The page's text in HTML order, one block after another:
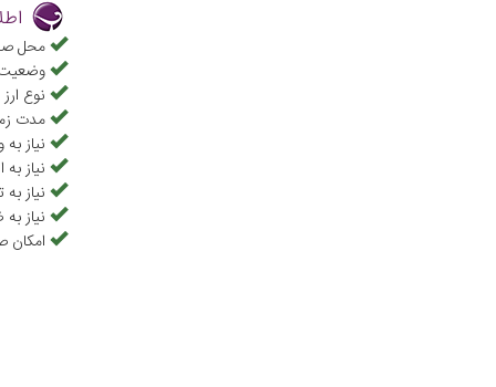
محل
وضعیت
نوع
مدت
نیاز
نیاز
نیاز
نیاز
امکان